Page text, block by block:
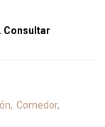
Consultar
Comedor